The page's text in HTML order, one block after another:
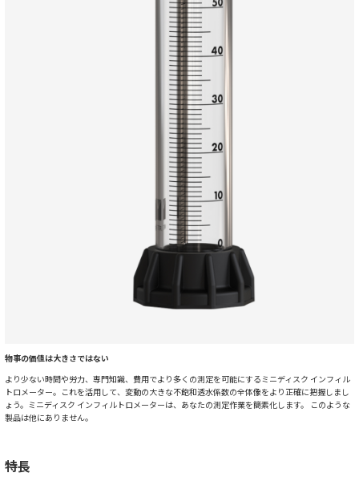
物事の価値は大きさではない
より少ない時間や労力、専門知識、費用でより多くの測定を可能にするミニディスク インフィル
トロメーター。これを活用して、変動の大きな不飽和透水係数の全体像をより正確に把握しまし
ょう。ミニディスク インフィルトロメーターは、あなたの測定作業を簡素化します。 このような
製品は他にありません。
特長